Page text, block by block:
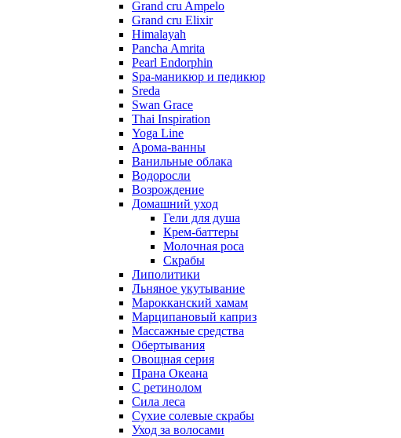
Grand cru Ampelo
Grand сru Elixir
Himalayah
Pancha Amrita
Pearl Endorphin
Spa-маникюр и педикюр
Sreda
Swan Grace
Thai Inspiration
Yoga Line
Арома-ванны
Ванильные облака
Водоросли
Возрождение
Домашний уход
Гели для душа
Крем-баттеры
Молочная роса
Скрабы
Липолитики
Льняное укутывание
Марокканский хамам
Марципановый каприз
Массажные средства
Обертывания
Овощная серия
Прана Океана
С ретинолом
Сила леса
Сухие солевые скрабы
Уход за волосами